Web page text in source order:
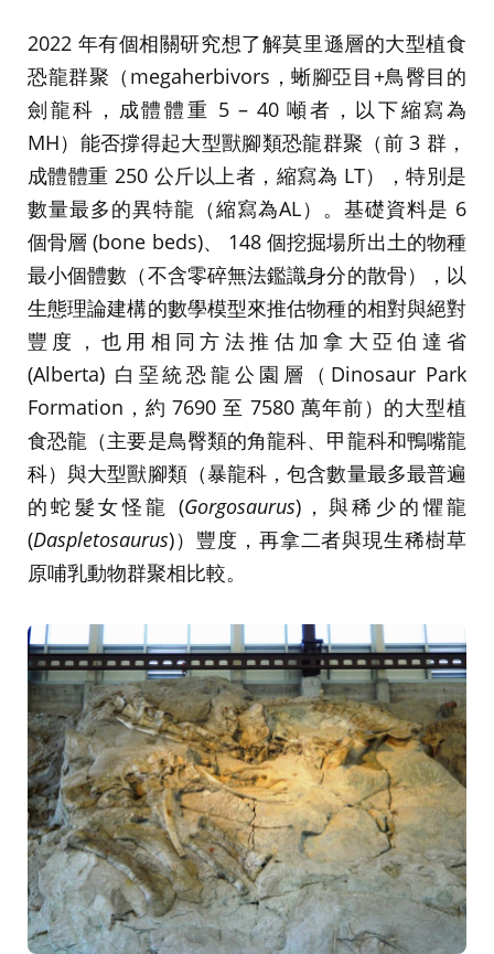
2022 年有個相關研究想了解莫里遜層的大型植食
恐龍群聚（megaherbivors，蜥腳亞目+鳥臀目的
劍龍科，成體體重 5 – 40 噸者，以下縮寫為
MH）能否撐得起大型獸腳類恐龍群聚（前 3 群，
成體體重 250 公斤以上者，縮寫為 LT），特別是
數量最多的異特龍（縮寫為AL）。基礎資料是 6
個骨層 (bone beds)、 148 個挖掘場所出土的物種
最小個體數（不含零碎無法鑑識身分的散骨），以
生態理論建構的數學模型來推估物種的相對與絕對
豐度，也用相同方法推估加拿大亞伯達省
(Alberta) 白堊統恐龍公園層（Dinosaur Park
Formation，約 7690 至 7580 萬年前）的大型植
食恐龍（主要是鳥臀類的角龍科、甲龍科和鴨嘴龍
科）與大型獸腳類（暴龍科，包含數量最多最普遍
的蛇髮女怪龍 (Gorgosaurus)，與稀少的懼龍
(Daspletosaurus)）豐度，再拿二者與現生稀樹草
原哺乳動物群聚相比較。